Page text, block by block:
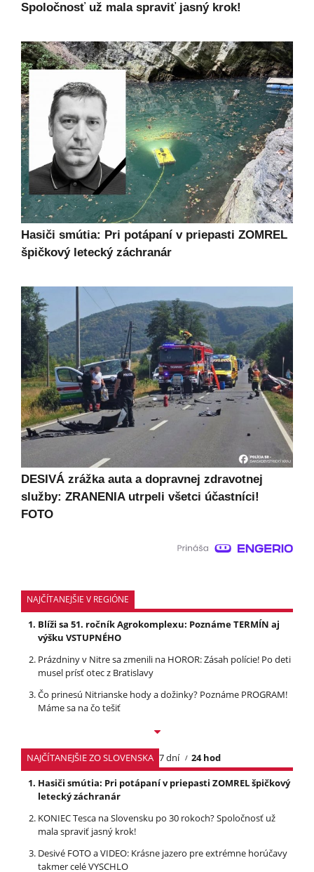
Spoločnosť už mala spraviť jasný krok!
Hasiči smútia: Pri potápaní v priepasti ZOMREL
špičkový letecký záchranár
DESIVÁ zrážka auta a dopravnej zdravotnej
služby: ZRANENIA utrpeli všetci účastníci!
FOTO
NAJČÍTANEJŠIE V REGIÓNE
Blíži sa 51. ročník Agrokomplexu: Poznáme TERMÍN aj
výšku VSTUPNÉHO
Prázdniny v Nitre sa zmenili na HOROR: Zásah polície! Po deti
musel prísť otec z Bratislavy
Čo prinesú Nitrianske hody a dožinky? Poznáme PROGRAM!
Máme sa na čo tešiť
NAJČÍTANEJŠIE ZO SLOVENSKA 7 dní
24 hod
Hasiči smútia: Pri potápaní v priepasti ZOMREL špičkový
letecký záchranár
KONIEC Tesca na Slovensku po 30 rokoch? Spoločnosť už
mala spraviť jasný krok!
Desivé FOTO a VIDEO: Krásne jazero pre extrémne horúčavy
takmer celé VYSCHLO